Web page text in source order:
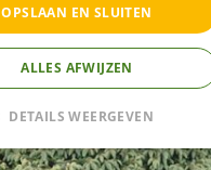
OPSLAAN EN SLUITEN
ALLES AFWIJZEN
DETAILS WEERGEVEN